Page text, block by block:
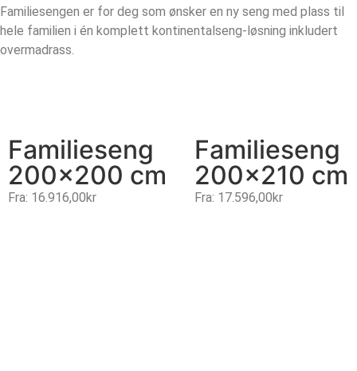
Familiesengen er for deg som ønsker en ny seng med plass til
hele familien i én komplett kontinentalseng-løsning inkludert
overmadrass.
Familieseng
200×200 cm
Fra: 16.916,00kr
Familieseng
200×210 cm
Fra: 17.596,00kr